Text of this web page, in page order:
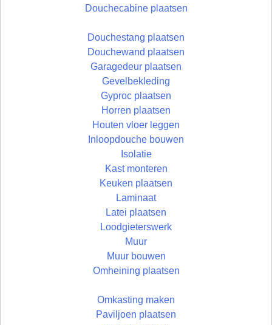
Douchecabine plaatsen
Douchestang plaatsen
Douchewand plaatsen
Garagedeur plaatsen
Gevelbekleding
Gyproc plaatsen
Horren plaatsen
Houten vloer leggen
Inloopdouche bouwen
Isolatie
Kast monteren
Keuken plaatsen
Laminaat
Latei plaatsen
Loodgieterswerk
Muur
Muur bouwen
Omheining plaatsen
Omkasting maken
Paviljoen plaatsen